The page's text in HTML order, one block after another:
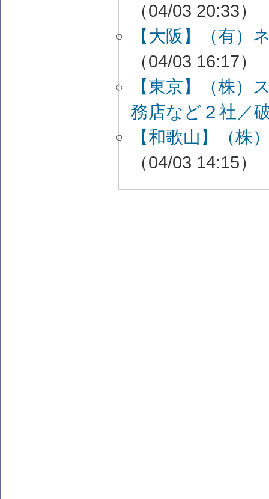
（04/03 20:33）
【大阪】（有）
（04/03 16:17）
【東京】（株）
務店など２社／
【和歌山】（株
（04/03 14:15）